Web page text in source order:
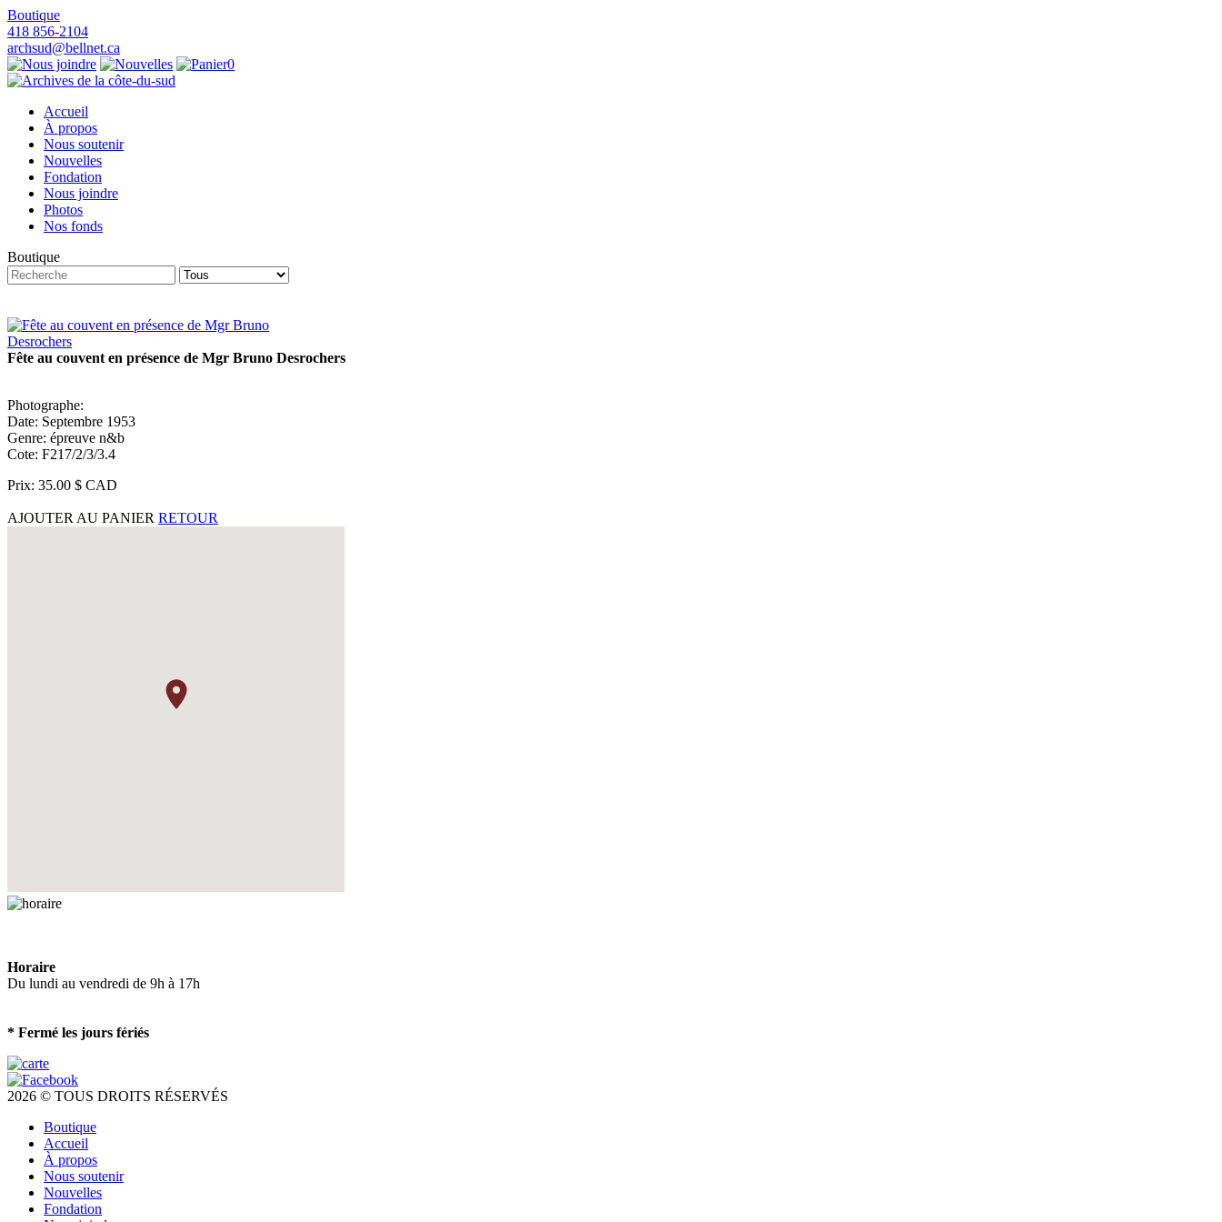
Boutique
418 856-2104
archsud@bellnet.ca
0
Accueil
À propos
Nous soutenir
Nouvelles
Fondation
Nous joindre
Photos
Nos fonds
Boutique
Fête au couvent en présence de Mgr Bruno Desrochers
Photographe:
Date: Septembre 1953
Genre: épreuve n&b
Cote: F217/2/3/3.4
Prix: 35.00 $ CAD
AJOUTER AU PANIER RETOUR
Horaire
Du lundi au vendredi de 9h à 17h
* Fermé les jours fériés
2026 © TOUS DROITS RÉSERVÉS
Boutique
Accueil
À propos
Nous soutenir
Nouvelles
Fondation